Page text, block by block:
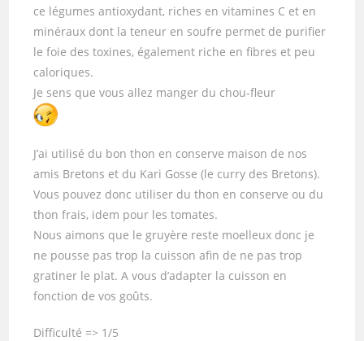
ce légumes antioxydant, riches en vitamines C et en
minéraux dont la teneur en soufre permet de purifier
le foie des toxines, également riche en fibres et peu
caloriques.
Je sens que vous allez manger du chou-fleur
J’ai utilisé du bon thon en conserve maison de nos
amis Bretons et du Kari Gosse (le curry des Bretons).
Vous pouvez donc utiliser du thon en conserve ou du
thon frais, idem pour les tomates.
Nous aimons que le gruyère reste moelleux donc je
ne pousse pas trop la cuisson afin de ne pas trop
gratiner le plat. A vous d’adapter la cuisson en
fonction de vos goûts.
Difficulté => 1/5